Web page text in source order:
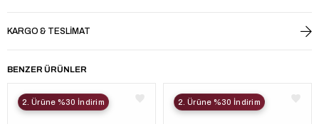
KARGO & TESLIMAT
BENZER ÜRÜNLER
2. Ürüne %30 İndirim 2. Ürüne %30 İndirim